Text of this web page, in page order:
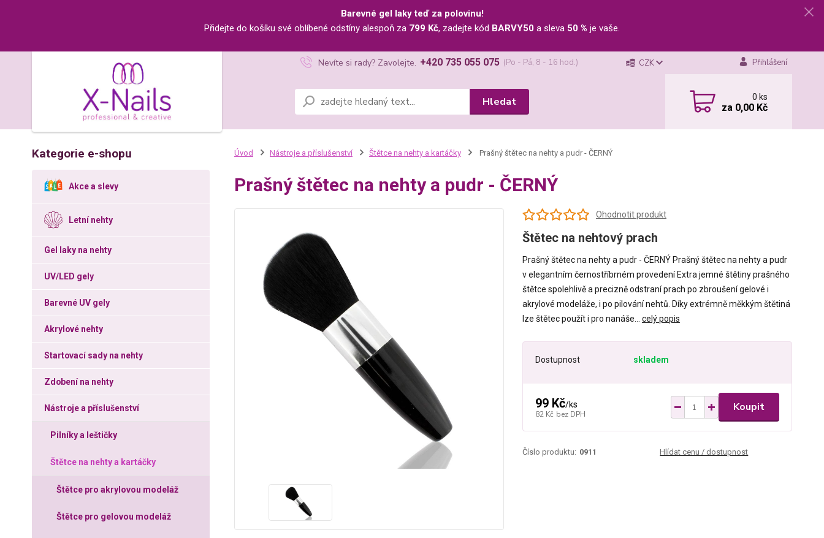
Barevné gel laky teď za polovinu!
Přidejte do košíku své oblíbené odstíny alespoň za 799 Kč, zadejte kód BARVY50 a sleva 50 % je vaše.
CZK Přihlášení
Hledat
Nevíte si rady? Zavolejte. +420 735 055 075 (Po - Pá, 8 - 16 hod.)
0ks
za 0,00 Kč
Kategorie e-shopu
Akce a slevy
Letní nehty
Gel laky na nehty
UV/LED gely
Barevné UV gely
Akrylové nehty
Startovací sady na nehty
Zdobení na nehty
Nástroje a příslušenství
Pilníky a leštičky
Štětce na nehty a kartáčky
Štětce pro akrylovou modeláž
Štětce pro gelovou modeláž
Úvod Nástroje a příslušenství Štětce na nehty a kartáčky Prašný štětec na nehty a pudr - ČERNÝ
Prašný štětec na nehty a pudr - ČERNÝ
Ohodnotit produkt
Štětec na nehtový prach
Prašný štětec na nehty a pudr - ČERNÝ Prašný štětec na nehty a pudr
v elegantním černostříbrném provedení Extra jemné štětiny prašného
štětce spolehlivě a precizně odstraní prach po zbroušení gelové i
akrylové modeláže, i po pilování nehtů. Díky extrémně měkkým štětiná
lze štětec použít i pro nanáše... celý popis
Dostupnost skladem
99 Kč/ks
82 Kč bez DPH
Koupit
Číslo produktu: 0911 Hlídat cenu / dostupnost